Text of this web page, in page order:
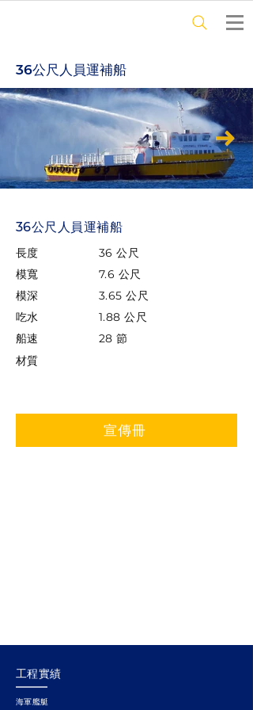
36公尺人員運補船
36公尺人員運補船
長度
36 公尺
模寬
7.6 公尺
模深
3.65 公尺
吃水
1.88 公尺
船速
28 節
材質
宣傳冊
工程實績
海軍艦艇